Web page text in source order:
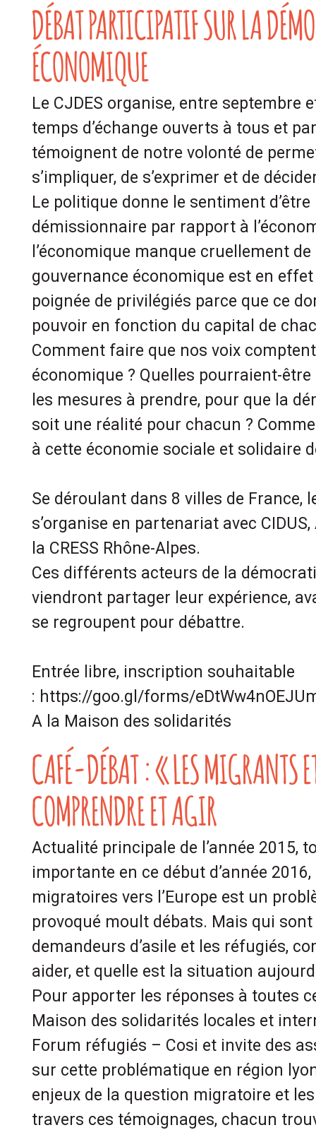
DÉBAT PARTICIPATIF SUR LA
ÉCONOMIQUE
Le CJDES organise, entre septembre
temps d’échange ouverts à tous et
témoignent de notre volonté de
s’impliquer, de s’exprimer et de
Le politique donne le sentiment
démissionnaire par rapport à
l’économique manque cruellement
gouvernance économique est en
poignée de privilégiés parce que ce
pouvoir en fonction du capital de
Comment faire que nos voix
économique ? Quelles pourraient-
les mesures à prendre, pour que la
soit une réalité pour chacun ?
à cette économie sociale et solidaire
Se déroulant dans 8 villes de France,
s’organise en partenariat avec
la CRESS Rhône-Alpes.
Ces différents acteurs de la
viendront partager leur expérience,
se regroupent pour débattre.
Entrée libre, inscription souhaitable
: https://goo.gl/forms/
A la Maison des solidarités
CAFÉ-DÉBAT : « LES MIGRANTS
COMPRENDRE ET AGIR
Actualité principale de l’année 2015,
importante en ce début d’année
migratoires vers l’Europe est un
provoqué moult débats. Mais qui
demandeurs d’asile et les réfugiés,
aider, et quelle est la situation
Pour apporter les réponses à toutes
Maison des solidarités locales et
Forum réfugiés – Cosi et invite des
sur cette problématique en région
enjeux de la question migratoire et
travers ces témoignages, chacun